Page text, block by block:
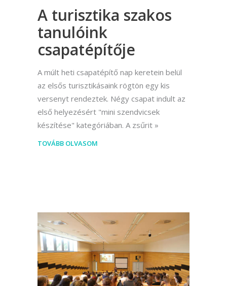
A turisztika szakos
tanulóink
csapatépítője
A múlt heti csapatépítő nap keretein belül
az elsős turisztikásaink rögtön egy kis
versenyt rendeztek. Négy csapat indult az
első helyezésért "mini szendvicsek
készítése" kategóriában. A zsűrit
TOVÁBB OLVASOM